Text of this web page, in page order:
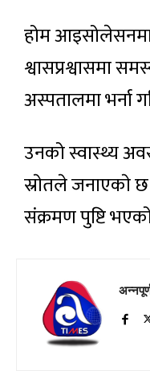
होम
श्वासप्रश्वासमा
अस्पतालमा भर्ना
उनको स्वास्थ्य
स्राेतले जनाएकाे
संक्रमण पुष्टि